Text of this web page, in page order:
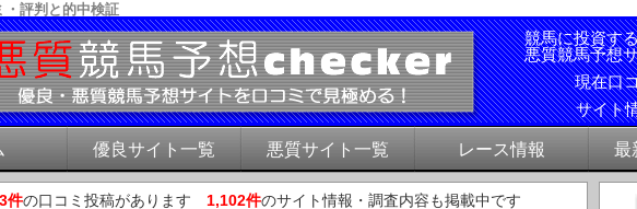
・評判と的中検証
競馬に投資す
悪質競馬予想
現在口
サイト
優良サイト一覧 悪質サイト一覧 レース情報 最
件の口コミ投稿があります 1,102件のサイト情報・調査内容も掲載中です